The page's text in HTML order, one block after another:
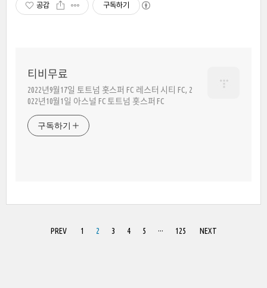
공감 구독하기
티비무료
2022년9월17일 토트넘 홋스퍼 FC 레스터 시티 FC, 2
022년10월1일 아스널 FC 토트넘 홋스퍼 FC
구독하기
PREV 1 2 3 4 5 ··· 125 NEXT